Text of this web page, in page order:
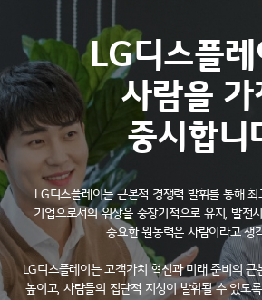
LG디스플
사람을 가
중시합니
LG디스플레이는 근본적 경쟁력 발휘를 통해
기업으로서의 위상을 중장기적으로 유지, 발전
중요한 원동력은 사람이라고 생
LG디스플레이는 고객가치 혁신과 미래 준비의
높이고, 사람들의 집단적 지성이 발휘될 수 있도